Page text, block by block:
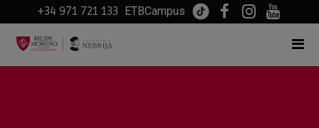
+34 971 721 133 ETBCampus